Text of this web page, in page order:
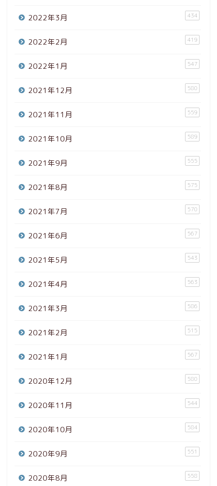
2022年3月 434
2022年2月 419
2022年1月 547
2021年12月 580
2021年11月 559
2021年10月 589
2021年9月 555
2021年8月 575
2021年7月 570
2021年6月 567
2021年5月 543
2021年4月 563
2021年3月 586
2021年2月 515
2021年1月 567
2020年12月 580
2020年11月 544
2020年10月 584
2020年9月 551
2020年8月 558